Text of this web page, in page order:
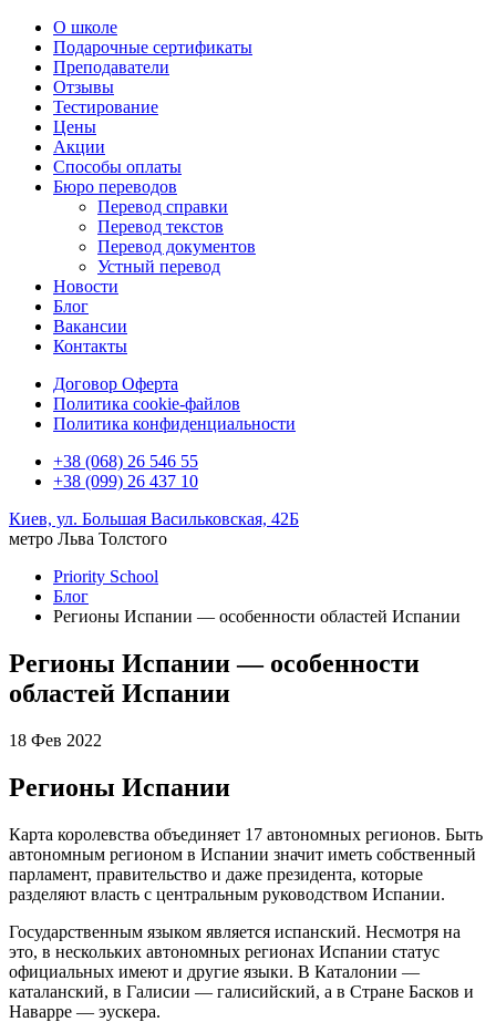
О школе
Подарочные сертификаты
Преподаватели
Отзывы
Тестирование
Цены
Акции
Способы оплаты
Бюро переводов
Перевод справки
Перевод текстов
Перевод документов
Устный перевод
Новости
Блог
Вакансии
Контакты
Договор Оферта
Политика cookie-файлов
Политика конфиденциальности
+38 (068) 26 546 55
+38 (099) 26 437 10
Киев, ул. Большая Васильковская, 42Б
метро Льва Толстого
Priority School
Блог
Регионы Испании — особенности областей Испании
Регионы Испании — особенности
областей Испании
18 Фев 2022
Регионы Испании
Карта королевства объединяет 17 автономных регионов. Быть
автономным регионом в Испании значит иметь собственный
парламент, правительство и даже президента, которые
разделяют власть с центральным руководством Испании.
Государственным языком является испанский. Несмотря на
это, в нескольких автономных регионах Испании статус
официальных имеют и другие языки. В Каталонии —
каталанский, в Галисии — галисийский, а в Стране Басков и
Наварре — эускера.